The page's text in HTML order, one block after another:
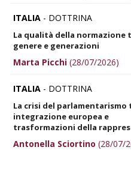
ITALIA - DOTTRINA
La qualità della normazione
genere e generazioni
Marta Picchi (28/07/2026)
ITALIA - DOTTRINA
La crisi del parlamentarismo
integrazione europea e
trasformazioni della
Antonella Sciortino (28/07/